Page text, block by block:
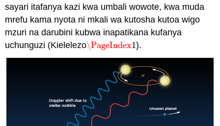
sayari itafanya kazi kwa umbali wowote, kwa muda
mrefu kama nyota ni mkali wa kutosha kutoa wigo
mzuri na darubini kubwa inapatikana kufanya
uchunguzi (Kielelezo\PageIndex1
\PageIndex1).